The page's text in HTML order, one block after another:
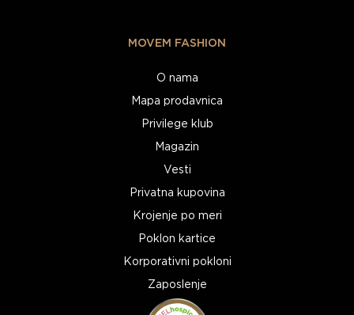
MOVEM FASHION
O nama
Mapa prodavnica
Privilege klub
Magazin
Vesti
Privatna kupovina
Krojenje po meri
Poklon kartice
Korporativni pokloni
Zaposlenje